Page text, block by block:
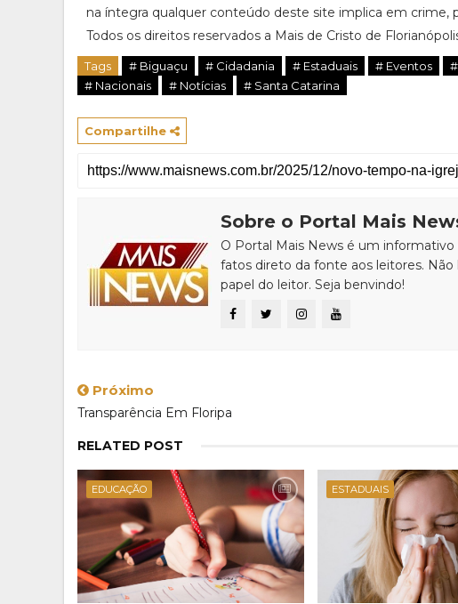
na íntegra qualquer conteúdo deste site implica em crime,
Todos os direitos reservados a Mais de Cristo de
Tags # Biguaçu # Cidadania # Estaduais # Eventos
# Nacionais
# Notícias # Santa Catarina
Compartilhe
Sobre o Portal Mais
O Portal Mais News é um
fatos direto da fonte aos leitores. Não
papel do leitor. Seja benvindo!
Próximo
Transparência Em Floripa
RELATED POST
EDUCAÇÃO ESTADUAIS